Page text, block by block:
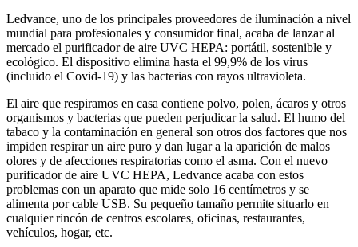
Ledvance, uno de los principales proveedores de iluminación a nivel
mundial para profesionales y consumidor final, acaba de lanzar al
mercado el purificador de aire UVC HEPA: portátil, sostenible y
ecológico. El dispositivo elimina hasta el 99,9% de los virus
(incluido el Covid-19) y las bacterias con rayos ultravioleta.
El aire que respiramos en casa contiene polvo, polen, ácaros y otros
organismos y bacterias que pueden perjudicar la salud. El humo del
tabaco y la contaminación en general son otros dos factores que nos
impiden respirar un aire puro y dan lugar a la aparición de malos
olores y de afecciones respiratorias como el asma. Con el nuevo
purificador de aire UVC HEPA, Ledvance acaba con estos
problemas con un aparato que mide solo 16 centímetros y se
alimenta por cable USB. Su pequeño tamaño permite situarlo en
cualquier rincón de centros escolares, oficinas, restaurantes,
vehículos, hogar, etc.